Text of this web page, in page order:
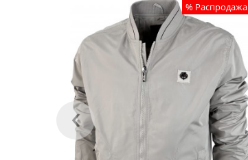
% Распродажа
‹